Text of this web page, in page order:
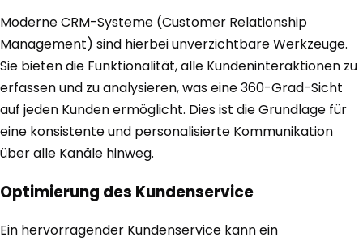
Moderne CRM-Systeme (Customer Relationship
Management) sind hierbei unverzichtbare Werkzeuge.
Sie bieten die Funktionalität, alle Kundeninteraktionen zu
erfassen und zu analysieren, was eine 360-Grad-Sicht
auf jeden Kunden ermöglicht. Dies ist die Grundlage für
eine konsistente und personalisierte Kommunikation
über alle Kanäle hinweg.
Optimierung des Kundenservice
Ein hervorragender Kundenservice kann ein